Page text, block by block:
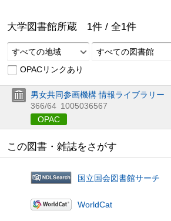
大学図書館所蔵 1件 / 全1件
すべての地域
すべての図書館
OPACリンクあり
男女共同参画機構 情報ライブラリー
366/64 1005036567
OPAC
この図書・雑誌をさがす
国立国会図書館サーチ
WorldCat